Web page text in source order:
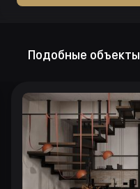
Подобные объекты